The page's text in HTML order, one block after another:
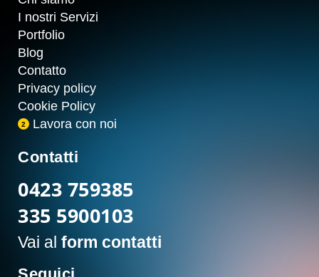
I nostri Servizi
Portfolio
Blog
Contatto
Privacy policy
Cookie Policy
2 Lavora con noi
Contatti
0423 759385
335 5900103
Vai al form contatti